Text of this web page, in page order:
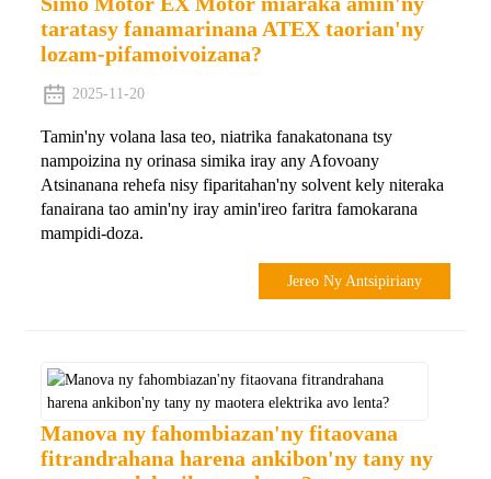
taratasy fanamarinana ATEX taorian'ny
lozam-pifamoivoizana?
2025-11-20
Tamin'ny volana lasa teo, niatrika fanakatonana tsy
nampoizina ny orinasa simika iray any Afovoany
Atsinanana rehefa nisy fiparitahan'ny solvent kely niteraka
fanairana tao amin'ny iray amin'ireo faritra famokarana
mampidi-doza.
Jereo Ny Antsipiriany
Manova ny fahombiazan'ny fitaovana
fitrandrahana harena ankibon'ny tany ny